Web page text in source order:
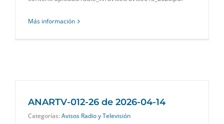
Más información
ANARTV-012-26 de 2026-04-14
Categorías: Avisos Radio y Televisión